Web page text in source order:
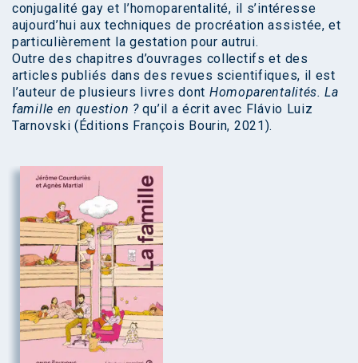
conjugalité gay et l’homoparentalité, il s’intéresse
aujourd’hui aux techniques de procréation assistée, et
particulièrement la gestation pour autrui.
Outre des chapitres d’ouvrages collectifs et des
articles publiés dans des revues scientifiques, il est
l’auteur de plusieurs livres dont Homoparentalités. La
famille en question ?qu’il a écrit avec Flávio Luiz
Tarnovski (Éditions François Bourin, 2021).